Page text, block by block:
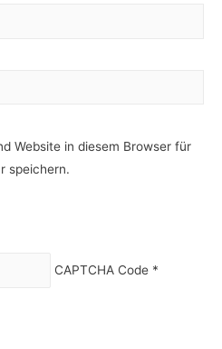
Website in diesem Browser für
speichern.
CAPTCHA Code*